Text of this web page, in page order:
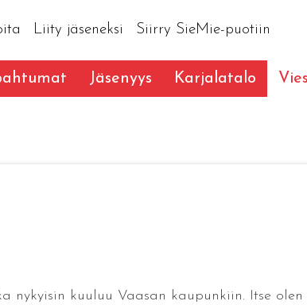
Liity jäseneksi Siirry SieMie-puotiin
Jäsenyys Karjalatalo
nykyisin kuuluu Vaasan kaupunkiin. Itse